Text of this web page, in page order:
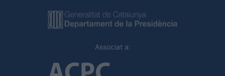
Associat a: